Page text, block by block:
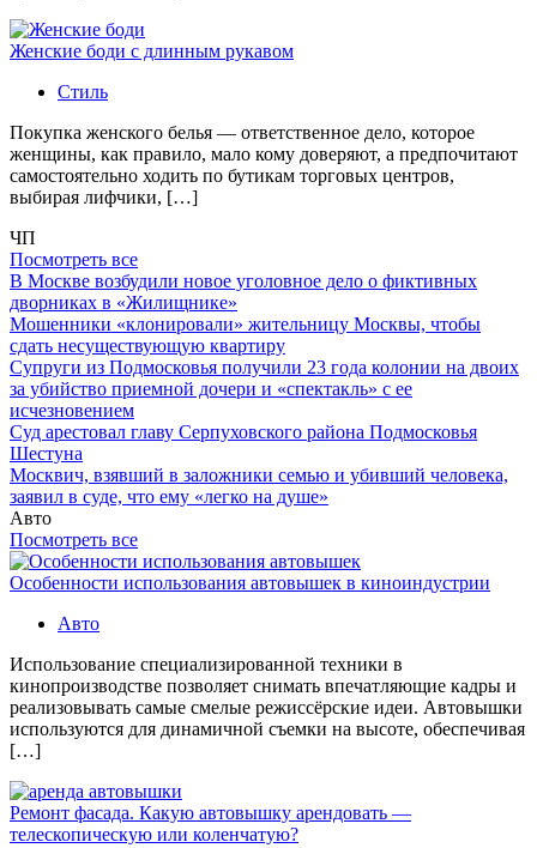
Женские боди с длинным рукавом
Стиль
Покупка женского белья — ответственное дело, которое
женщины, как правило, мало кому доверяют, а предпочитают
самостоятельно ходить по бутикам торговых центров,
выбирая лифчики, […]
ЧП
Посмотреть все
В Москве возбудили новое уголовное дело о фиктивных
дворниках в «Жилищнике»
Мошенники «клонировали» жительницу Москвы, чтобы
сдать несуществующую квартиру
Супруги из Подмосковья получили 23 года колонии на двоих
за убийство приемной дочери и «спектакль» с ее
исчезновением
Суд арестовал главу Серпуховского района Подмосковья
Шестуна
Москвич, взявший в заложники семью и убивший человека,
заявил в суде, что ему «легко на душе»
Авто
Посмотреть все
Особенности использования автовышек в киноиндустрии
Авто
Использование специализированной техники в
кинопроизводстве позволяет снимать впечатляющие кадры и
реализовывать самые смелые режиссёрские идеи. Автовышки
используются для динамичной съемки на высоте, обеспечивая
[…]
Ремонт фасада. Какую автовышку арендовать —
телескопическую или коленчатую?